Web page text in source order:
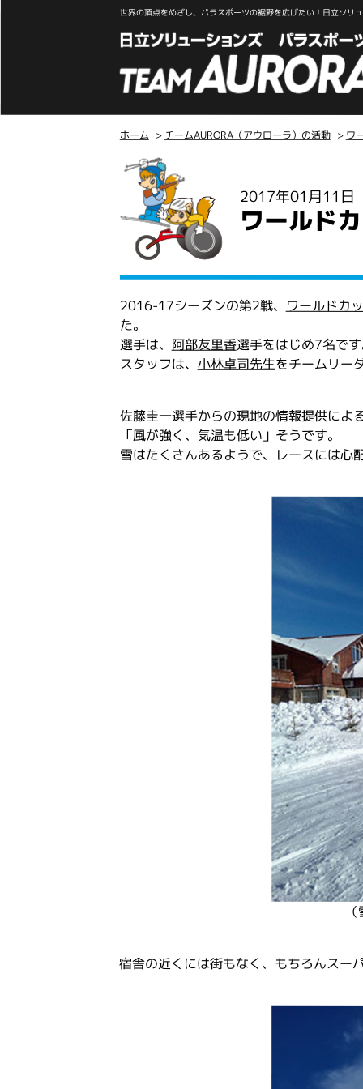
世界の頂点をめざし、パラスポーツの裾野を広げたい！日立ソリ
ホーム > チームAURORA（アウローラ）の活動 > ワ
2017年01月11日
ワールド
2016-17シーズンの第2戦、 ワールドカ
た。
選手は、 阿部友里香選手をはじめ7名で
スタッフは、 小林卓司先生をチームリー
佐藤圭一選手からの現地の情報提供によ
「風が強く、気温も低い」そうです。
雪はたくさんあるようで、レースには心
宿舎の近くには街もなく、もちろんスー